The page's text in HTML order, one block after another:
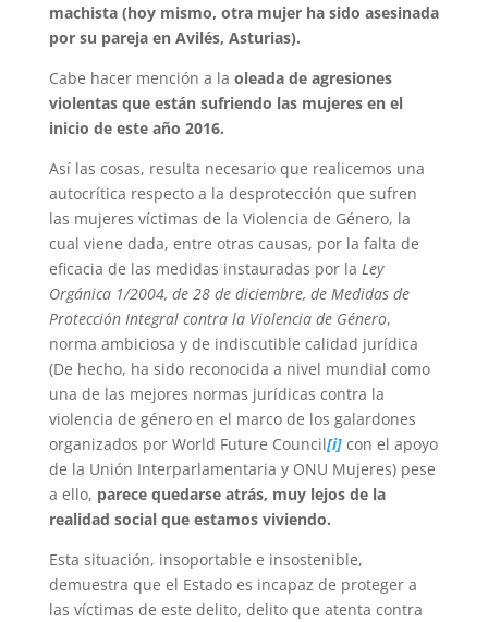
machista (hoy mismo, otra mujer ha sido asesinada
por su pareja en Avilés, Asturias).
Cabe hacer mención a la oleada de agresiones
violentas que están sufriendo las mujeres en el
inicio de este año 2016.
Así las cosas, resulta necesario que realicemos una
autocrítica respecto a la desprotección que sufren
las mujeres víctimas de la Violencia de Género, la
cual viene dada, entre otras causas, por la falta de
eficacia de las medidas instauradas por la Ley
Orgánica 1/2004, de 28 de diciembre, de Medidas de
Protección Integral contra la Violencia de Género,
norma ambiciosa y de indiscutible calidad jurídica
(De hecho, ha sido reconocida a nivel mundial como
una de las mejores normas jurídicas contra la
violencia de género en el marco de los galardones
organizados por World Future Council[i]con el apoyo
de la Unión Interparlamentaria y ONU Mujeres) pese
a ello, parece quedarse atrás, muy lejos de la
realidad social que estamos viviendo.
Esta situación, insoportable e insostenible,
demuestra que el Estado es incapaz de proteger a
las víctimas de este delito, delito que atenta contra